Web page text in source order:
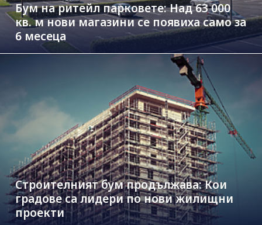
Бум на ритейл парковете: Над 63 000
кв. м нови магазини се появиха само за
6 месеца
Строителният бум продължава: Кои
градове са лидери по нови жилищни
проекти